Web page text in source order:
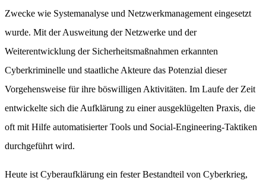
Zwecke wie Systemanalyse und Netzwerkmanagement eingesetzt
wurde. Mit der Ausweitung der Netzwerke und der
Weiterentwicklung der Sicherheitsmaßnahmen erkannten
Cyberkriminelle und staatliche Akteure das Potenzial dieser
Vorgehensweise für ihre böswilligen Aktivitäten. Im Laufe der Zeit
entwickelte sich die Aufklärung zu einer ausgeklügelten Praxis, die
oft mit Hilfe automatisierter Tools und Social-Engineering-Taktiken
durchgeführt wird.
Heute ist Cyberaufklärung ein fester Bestandteil von Cyberkrieg,